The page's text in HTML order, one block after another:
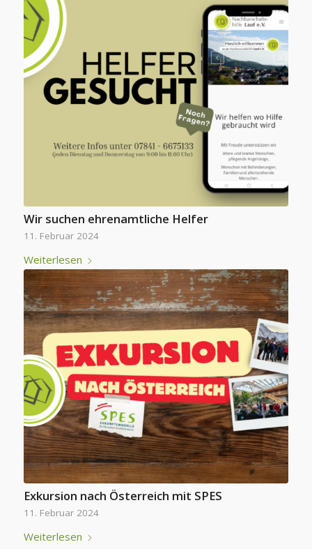
Wir suchen ehrenamtliche Helfer
11. Februar 2024
Weiterlesen
Exkursion nach Österreich mit SPES
11. Februar 2024
Weiterlesen